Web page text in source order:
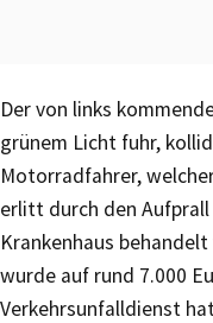
Der von links
grünem Licht fuhr,
Motorradfahrer,
erlitt durch den
Krankenhaus
wurde auf rund 7.000
Verkehrsunfalldienst